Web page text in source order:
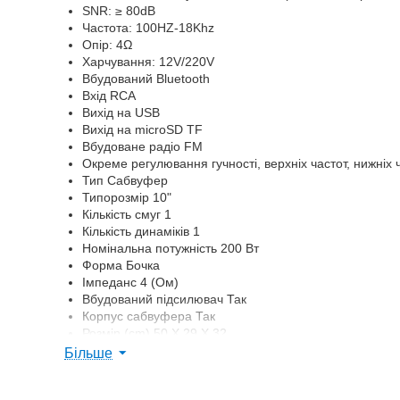
SNR: ≥ 80dB
Частота: 100HZ-18Khz
Опір: 4Ω
Харчування: 12V/220V
Вбудований Bluetooth
Вхід RCA
Вихід на USB
Вихід на microSD TF
Вбудоване радіо FM
Окреме регулювання гучності, верхніх частот, нижніх
Тип Сабвуфер
Типорозмір 10"
Кількість смуг 1
Кількість динаміків 1
Номінальна потужність 200 Вт
Форма Бочка
Імпеданс 4 (Ом)
Вбудований підсилювач Так
Корпус сабвуфера Так
Розмір (cm) 50 X 29 X 32
Weight (kg) 5.75
Більше